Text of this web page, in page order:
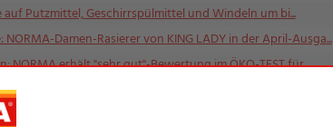
Putzmittel, Geschirrspülmittel und Windeln um bi...
Damen-Rasierer von KING LADY in der April-Ausga...
erhält "sehr gut"-Bewertung im ÖKO-TEST für ...
NORMA reduziert zum Frühlingsanfang Süßwaren...
Talente beim "Tag des dualen Studiums" der DHBW Mo...